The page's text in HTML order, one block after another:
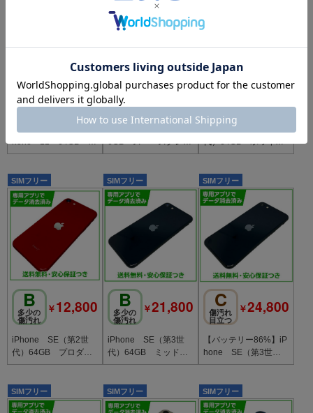
B
多少の傷汚
れ
【バッテリー87%】iP
hone 11 64GB ブ
ラック SIMフリー
C
傷汚れ
目立つ
21,800
6GB スペースグレ
イ SIMフリー au版
B
傷汚れ
iPhone SE（第2世
代）64GB ホワイ
ト SIMフリー Yモ
SIMフリー
B
多少の
傷汚れ
￥12,800
iPhone SE（第2世
代）64GB プロダク
トレッド SIMフリ
SIMフリー
B
多少の
傷汚れ
￥21,800
iPhone SE（第3世
代）64GB ミッドナ
イト SIMフリー au
SIMフリー
C
傷汚れ
目立つ
￥24,800
【バッテリー86%】iP
hone SE（第3世
代）128GB ミッドナ
SIMフリー SIMフリー SIMフリー